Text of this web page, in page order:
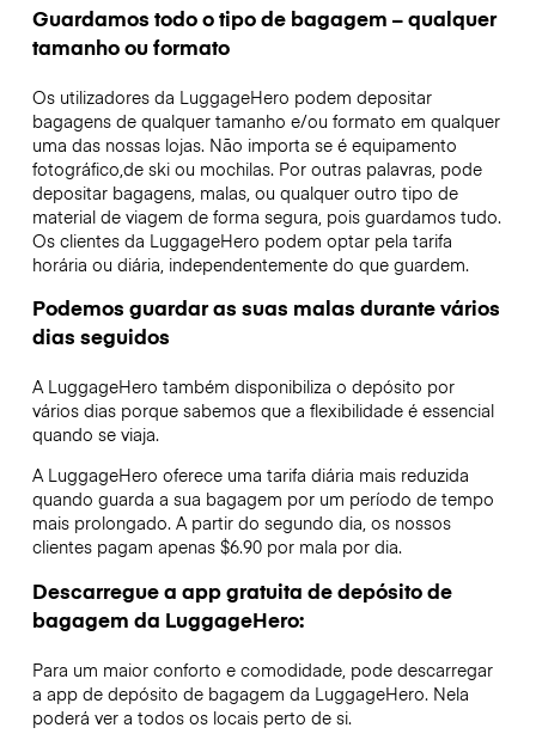
Guardamos todo o tipo de bagagem – qualquer
tamanho ou formato
Os utilizadores da LuggageHero podem depositar
bagagens de qualquer tamanho e/ou formato em qualquer
uma das nossas lojas. Não importa se é equipamento
fotográfico,de ski ou mochilas. Por outras palavras, pode
depositar bagagens, malas, ou qualquer outro tipo de
material de viagem de forma segura, pois guardamos tudo.
Os clientes da LuggageHero podem optar pela tarifa
horária ou diária, independentemente do que guardem.
Podemos guardar as suas malas durante vários
dias seguidos
A LuggageHero também disponibiliza o depósito por
vários dias porque sabemos que a flexibilidade é essencial
quando se viaja.
A LuggageHero oferece uma tarifa diária mais reduzida
quando guarda a sua bagagem por um período de tempo
mais prolongado. A partir do segundo dia, os nossos
clientes pagam apenas $6.90 por mala por dia.
Descarregue a app gratuita de depósito de
bagagem da LuggageHero:
Para um maior conforto e comodidade, pode descarregar
a app de depósito de bagagem da LuggageHero. Nela
poderá ver a todos os locais perto de si.